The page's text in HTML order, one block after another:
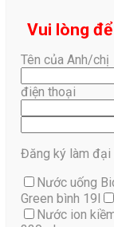
Vui lòng
Tên của Anh/chị
điện thoại
Đăng ký làm đại
Nước uống
Green bình 19l
Nước ion